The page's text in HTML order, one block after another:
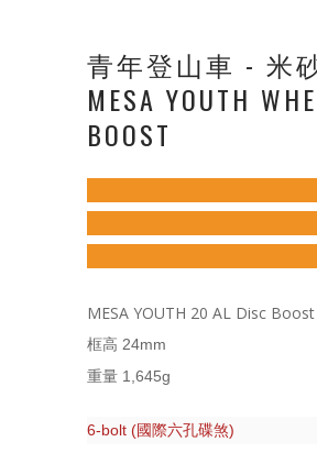
青年登山車 - 米
MESA YOUTH
BOOST
MESA YOUTH 20 AL Disc Boost
框高 24mm
重量 1,645g
6-bolt (國際六孔碟煞)